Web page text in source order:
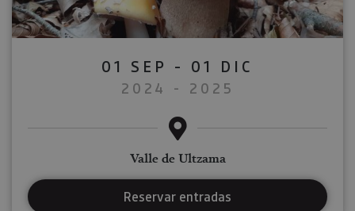
01 SEP - 01 DIC
2024 - 2025
Valle de Ultzama
Reservar entradas